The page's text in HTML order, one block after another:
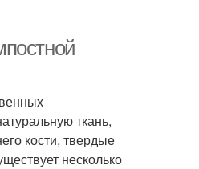
ткань,
кости, твердые
несколько